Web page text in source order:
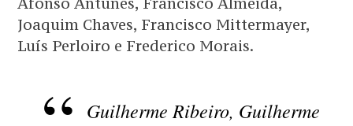
Joaquim Chaves, Francisco Mittermayer,
Luís Perloiro e Frederico Morais.
Guilherme Ribeiro, Guilherme